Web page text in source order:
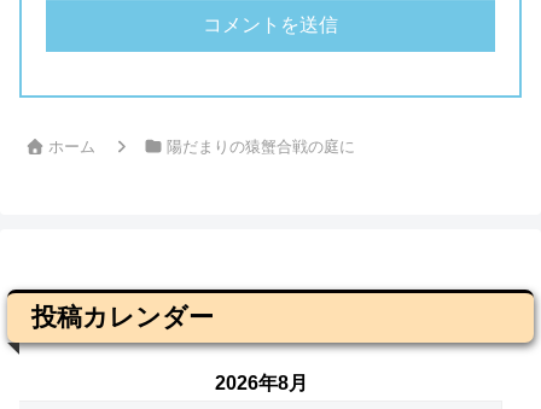
ホーム 陽だまりの猿蟹合戦の庭に
投稿カレンダー
2026年8月